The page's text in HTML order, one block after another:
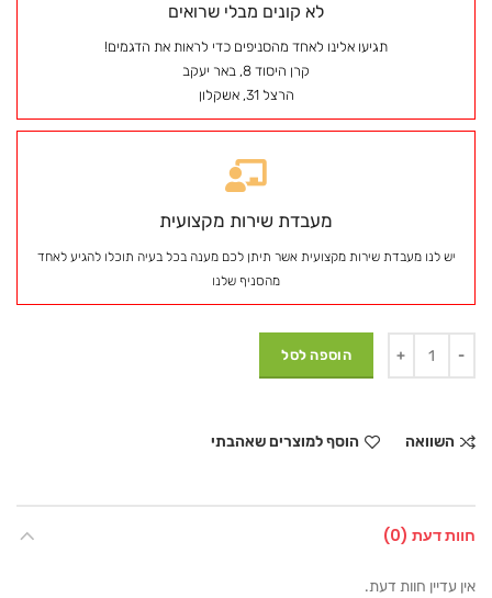
מעבדת שירות מקצועית
יש לנו מעבדת שירות מקצועית אשר תיתן לכם מענה בכל בעיה תוכלו להגיע לאחד
מהסניף שלנו
לא קונים מבלי שרואים
תגיעו אלינו לאחד מהסניפים כדי לראות את הדגמים!
קרן היסוד 8, באר יעקב
הרצל 31, אשקלון
הוספה לסל
השוואה הוסף למוצרים שאהבתי
חוות דעת (0)
אין עדיין חוות דעת.